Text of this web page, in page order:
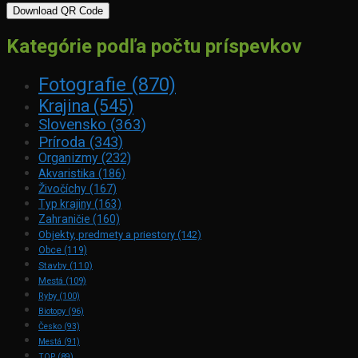
Download QR Code
Kategórie podľa počtu príspevkov
Fotografie (870)
Krajina (545)
Slovensko (363)
Príroda (343)
Organizmy (232)
Akvaristika (186)
Živočíchy (167)
Typ krajiny(163)
Zahraničie (160)
Objekty, predmety a priestory (142)
Obce (119)
Stavby (110)
Mestá (109)
Ryby (100)
Biotopy (96)
Česko (93)
Mestá (91)